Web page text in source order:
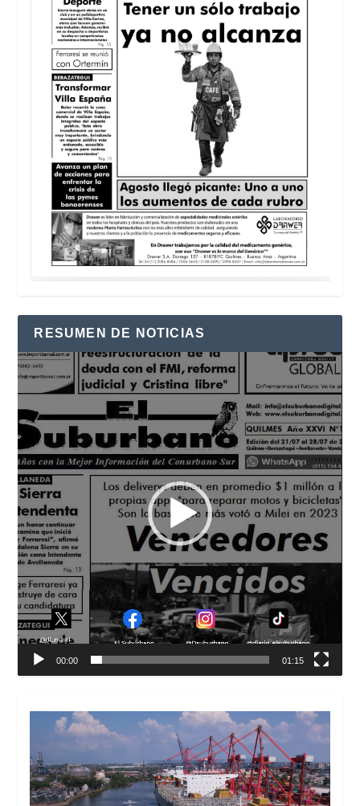
RESUMEN DE NOTICIAS
Reproductor
de
vídeo
00:00 01:15